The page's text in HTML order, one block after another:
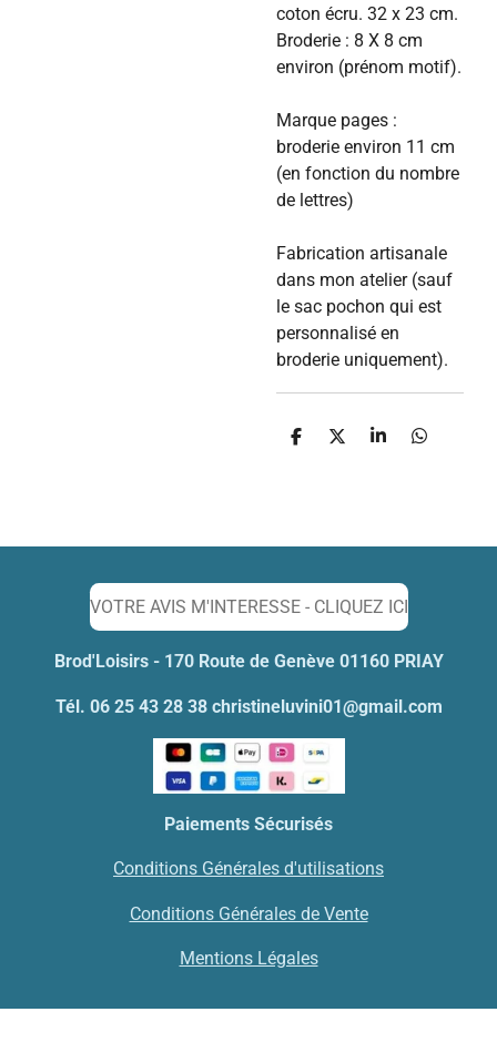
coton écru. 32 x 23 cm.
Broderie : 8 X 8 cm
environ (prénom motif).
Marque pages :
broderie environ 11 cm
(en fonction du nombre
de lettres)
Fabrication artisanale
dans mon atelier (sauf
le sac pochon qui est
personnalisé en
broderie uniquement).
P
P
P
P
VOTRE AVIS M'INTERESSE - CLIQUEZ ICI
Brod'Loisirs - 170 Route de Genève 01160 PRIAY
Tél. 06 25 43 28 38 christineluvini01@gmail.com
Paiements Sécurisés
Conditions Générales d'utilisations
Conditions Générales de Vente
Mentions Légales